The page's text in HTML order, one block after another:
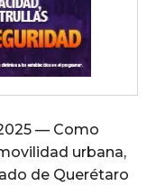
— Como
urbana,
de Querétaro